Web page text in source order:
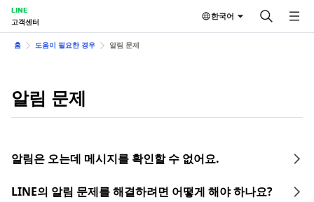
LINE
고객센터
한국어
홈 도움이 필요한 경우 알림 문제
알림 문제
알림은 오는데 메시지를 확인할 수 없어요.
LINE의 알림 문제를 해결하려면 어떻게 해야 하나요?